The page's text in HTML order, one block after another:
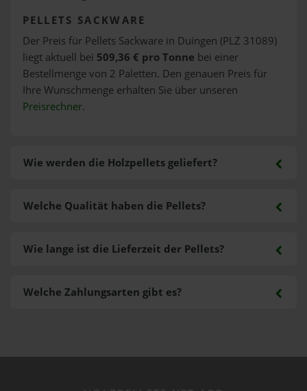
PELLETS SACKWARE
Der Preis für Pellets Sackware in Duingen (PLZ 31089)
liegt aktuell bei 509,36 € pro Tonne bei einer
Bestellmenge von 2 Paletten. Den genauen Preis für
Ihre Wunschmenge erhalten Sie über unseren
Preisrechner.
Wie werden die Holzpellets geliefert?
Welche Zahlungsarten gibt es?
Welche Qualität haben die Pellets?
Wie lange ist die Lieferzeit der Pellets?